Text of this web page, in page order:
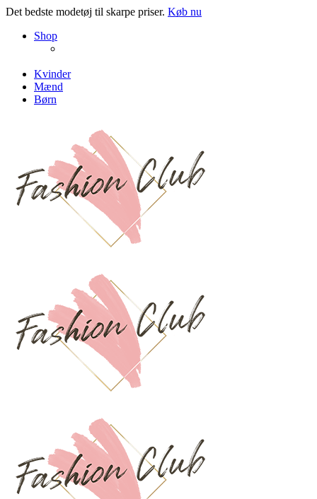
Det bedste modetøj til skarpe priser. Køb nu
Shop
Kvinder
Mænd
Børn